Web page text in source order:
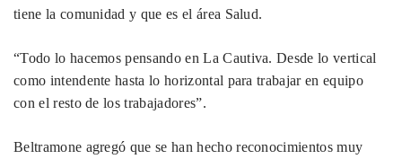
tiene la comunidad y que es el área Salud.
“Todo lo hacemos pensando en La Cautiva. Desde lo vertical
como intendente hasta lo horizontal para trabajar en equipo
con el resto de los trabajadores”.
Beltramone agregó que se han hecho reconocimientos muy